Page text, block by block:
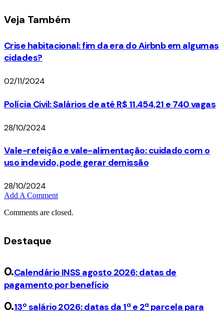
Veja Também
Crise habitacional: fim da era do Airbnb em algumas
cidades?
02/11/2024
Polícia Civil: Salários de até R$ 11.454,21 e 740 vagas
28/10/2024
Vale-refeição e vale-alimentação: cuidado com o
uso indevido, pode gerar demissão
28/10/2024
Add A Comment
Comments are closed.
Destaque
Calendário INSS agosto 2026: datas de
pagamento por benefício
13º salário 2026: datas da 1ª e 2ª parcela para